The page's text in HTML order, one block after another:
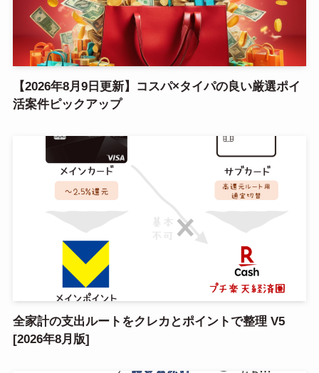
【2026年8月9日更新】コスパ×タイパの良い厳選ポイ
活案件ピックアップ
全家計の支出ルートをクレカとポイントで整理 V5
[2026年8月版]